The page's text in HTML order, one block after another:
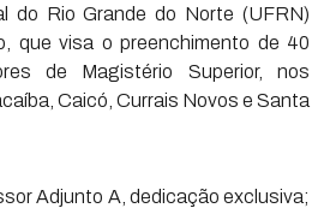
do Rio Grande do Norte (UFRN)
que visa o preenchimento de 40
de Magistério Superior, nos
Caicó, Currais Novos e Santa
Adjunto A, dedicação exclusiva;